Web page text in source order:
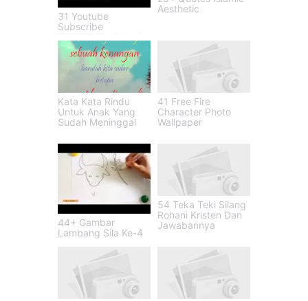
31 Youtube
Subscribe
Aesthetic
Kata Kata Rindu
Untuk Anak Yang
Sudah Meninggal
41 Free Fire
Character Photo
Wallpaper
44+ Gambar
Lambang Sila Ke-4
54 Teka Teki Silang
Rohani Kristen Dan
Jawabannya